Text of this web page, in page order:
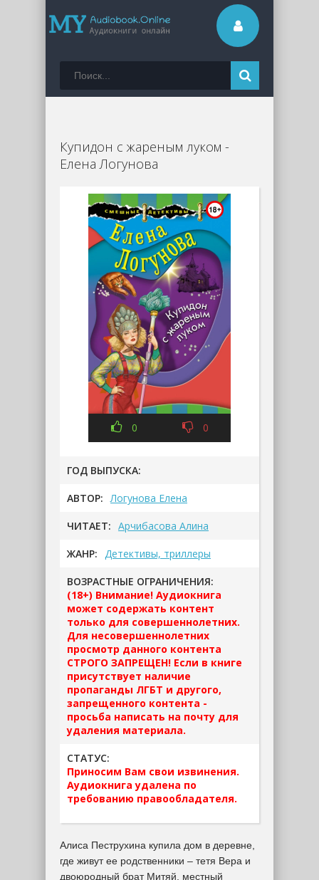
Купидон с жареным луком -
Елена Логунова
0 0
ГОД ВЫПУСКА:
АВТОР: Логунова Елена
ЧИТАЕТ: Арчибасова Алина
ЖАНР: Детективы, триллеры
ВОЗРАСТНЫЕ ОГРАНИЧЕНИЯ:
(18+) Внимание! Аудиокнига
может содержать контент
только для совершеннолетних.
Для несовершеннолетних
просмотр данного контента
СТРОГО ЗАПРЕЩЕН! Если в книге
присутствует наличие
пропаганды ЛГБТ и другого,
запрещенного контента -
просьба написать на почту для
удаления материала.
СТАТУС:
Приносим Вам свои извинения.
Аудиокнига удалена по
требованию правообладателя.
Алиса Пеструхина купила дом в деревне,
где живут ее родственники – тетя Вера и
двоюродный брат Митяй, местный